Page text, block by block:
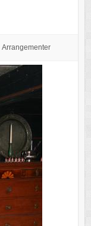
Arrangementer